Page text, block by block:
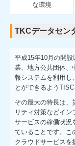
な環境
TKCデータセン
平成15年10月の開
業、地方公共団体、
報システムを利用し
とができるようTISC
その最大の特長は、
リティ対策などイン
サービスの稼働状況
ていることです。こ
クラウドサービスを